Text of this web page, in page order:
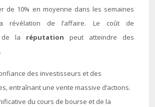
de 10% en moyenne dans les semaines
révélation de l’affaire. Le coût de
de la réputation peut atteindre des
des investisseurs et des
entraînant une vente massive d’actions.
du cours de bourse et de la